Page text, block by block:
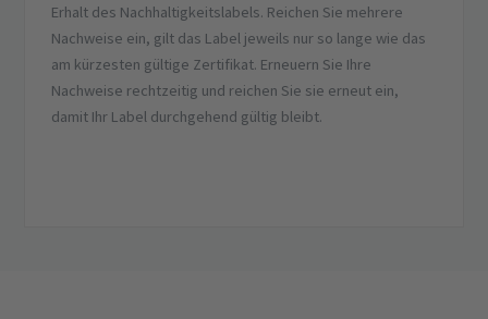
Erhalt des Nachhaltigkeitslabels. Reichen Sie mehrere
Nachweise ein, gilt das Label jeweils nur so lange wie das
am kürzesten gültige Zertifikat. Erneuern Sie Ihre
Nachweise rechtzeitig und reichen Sie sie erneut ein,
damit Ihr Label durchgehend gültig bleibt.